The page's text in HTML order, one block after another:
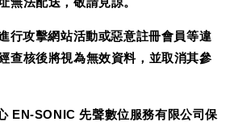
行攻擊網站活動或惡意註冊會員等違
查核後將視為無效資料，並取消其參
EN-SONIC先聲數位服務有限公司保